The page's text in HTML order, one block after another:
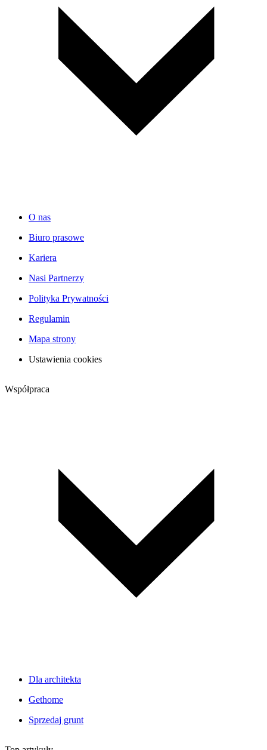
O nas
Biuro prasowe
Kariera
Nasi Partnerzy
Polityka Prywatności
Regulamin
Mapa strony
Ustawienia cookies
Współpraca
Dla architekta
Gethome
Sprzedaj grunt